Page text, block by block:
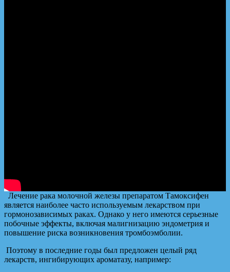
Лечение рака молочной железы препаратом Тамоксифен
является наиболее часто используемым лекарством при
гормонозависимых раках. Однако у него имеются серьезные
побочные эффекты, включая малигнизацию эндометрия и
повышение риска возникновения тромбоэмболии.
Поэтому в последние годы был предложен целый ряд
лекарств, ингибирующих ароматазу, например: